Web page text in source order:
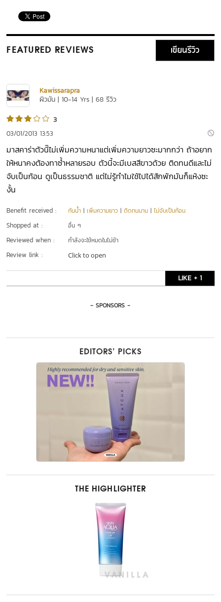
FEATURED REVIEWS เขียนรีวิว
Kawissarapra
ผิวมัน | 10-14 Yrs | 68 รีวิว
3
03/01/2013 13:53
มาสคาร่าตัวนีิไม่เพิ่มความหนาแต่เพิ่มความยาวซะมากกว่า ถ้าอยาก
ให้หนาคงต้องทาซ้ำหลายรอบ ตัวนี้จะมีเบสสีขาวด้วย ติดทนดีและไม่
จับเป็นก้อน ดูเป็นธรรมชาติ แต่ไม่รู้ทำไมใช้ไปได้สักพักมันก็แห้งซะ
งั้น
Benefit received : กันน้ำ |เพิ่มความยาว |ติดทนนาน |ไม่จับเป็นก้อน
Shopped at : อื่น ๆ
Reviewed when : กำลังจะใช้หมดในไม่ช้า
Review link : Click to open
LIKE + 1
- SPONSORS -
EDITORS’ PICKS
THE HIGHLIGHTER